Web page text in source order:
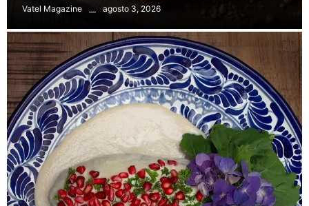
Vatel Magazine agosto 3, 2026